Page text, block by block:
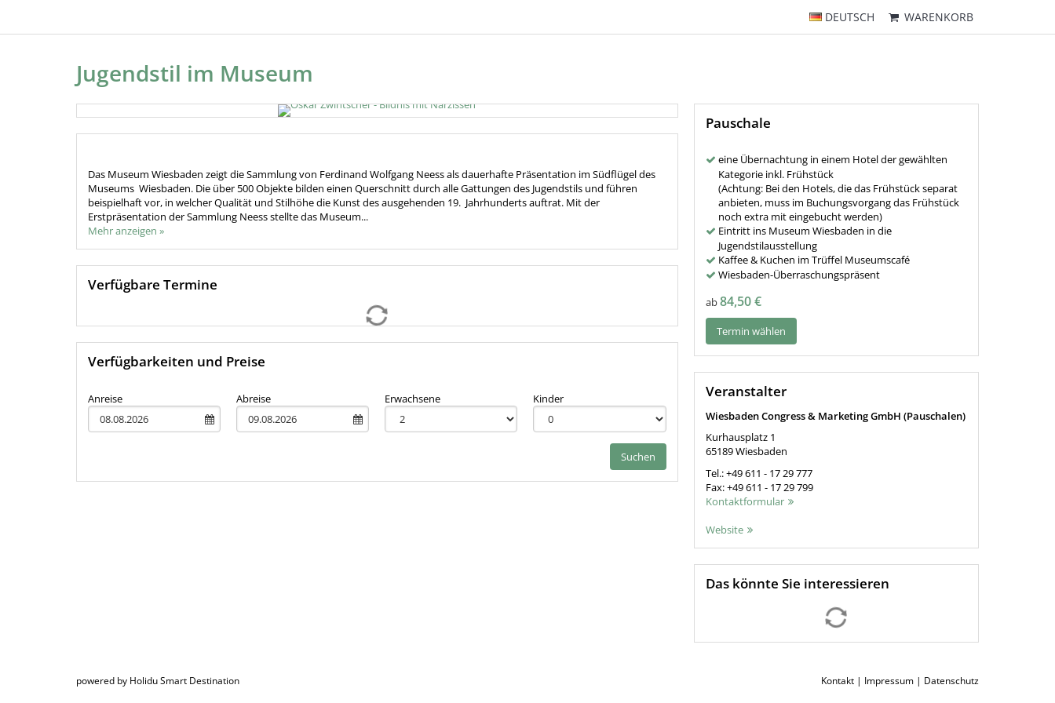
DEUTSCH WARENKORB
Jugendstil im Museum
Das Museum Wiesbaden zeigt die Sammlung von Ferdinand Wolfgang Neess als dauerhafte Präsentation im Südflügel des
Museums Wiesbaden. Die über 500 Objekte bilden einen Querschnitt durch alle Gattungen des Jugendstils und führen
beispielhaft vor, in welcher Qualität und Stilhöhe die Kunst des ausgehenden 19. Jahrhunderts auftrat. Mit der
Erstpräsentation der Sammlung Neess stellte das Museum...
Mehr anzeigen »
Verfügbare Termine
Verfügbarkeiten und Preise
Anreise Abreise Erwachsene Kinder
Suchen
Pauschale
eine Übernachtung in einem Hotel der gewählten
Kategorie inkl. Frühstück
(Achtung: Bei den Hotels, die das Frühstück separat
anbieten, muss im Buchungsvorgang das Frühstück
noch extra mit eingebucht werden)
Eintritt ins Museum Wiesbaden in die
Jugendstilausstellung
Kaffee & Kuchen im Trüffel Museumscafé
Wiesbaden-Überraschungspräsent
ab84,50 €
Termin wählen
Veranstalter
Wiesbaden Congress & Marketing GmbH (Pauschalen)
Kurhausplatz 1
65189Wiesbaden
Tel.:+49 611 - 17 29 777
Fax:+49 611 - 17 29 799
Kontaktformular
Website
Das könnte Sie interessieren
Kontakt | Impressum | Datenschutz
powered by Holidu Smart Destination